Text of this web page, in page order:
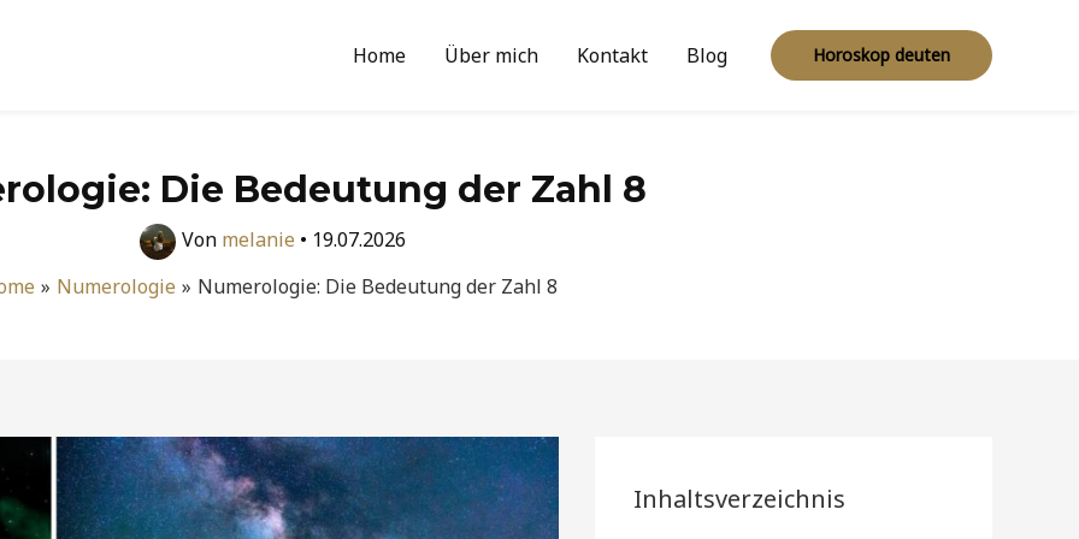
Home Über mich Kontakt Blog Horoskop deuten
Die Bedeutung der Zahl 8
Von melanie • 19.07.2026
Numerologie Numerologie: Die Bedeutung der Zahl 8
Inhaltsverzeichnis